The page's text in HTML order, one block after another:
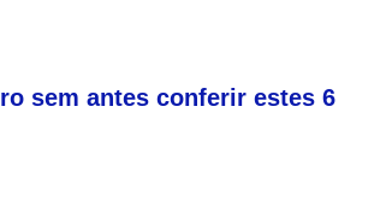
sem antes conferir estes 6